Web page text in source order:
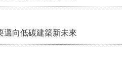
向低碳建築新未來